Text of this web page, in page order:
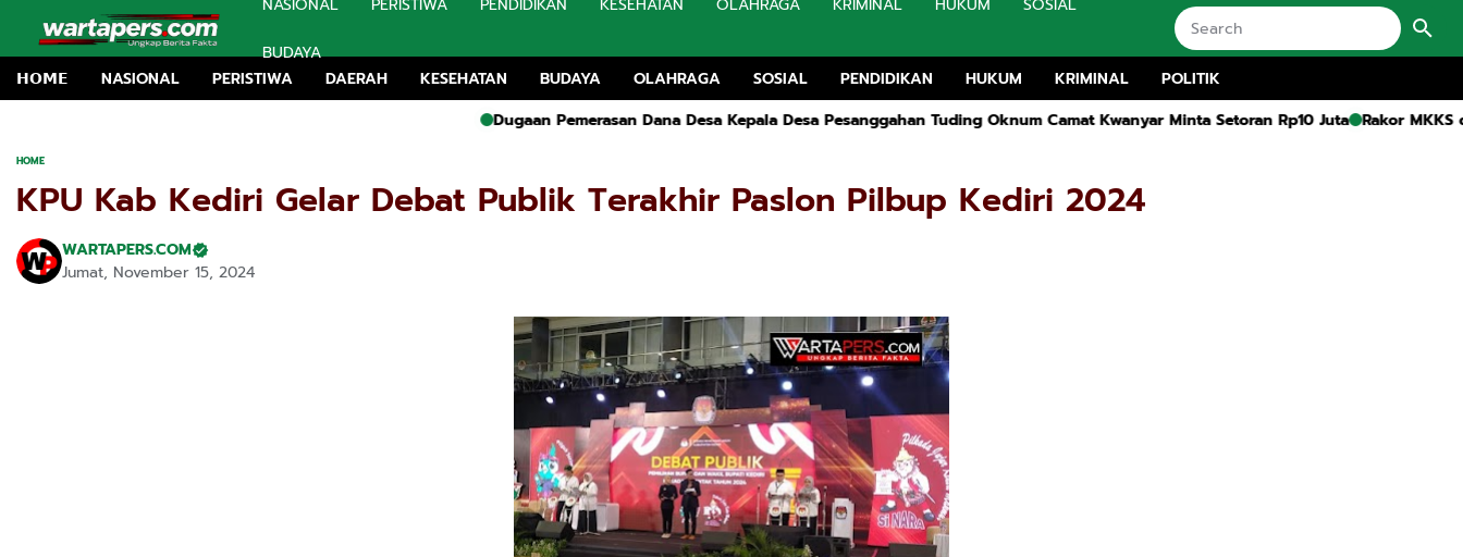
BUDAYA
𝗛𝗢𝗠𝗘
NASIONAL PERISTIWA DAERAH KESEHATAN BUDAYA OLAHRAGA SOSIAL PENDIDIKAN HUKUM KRIMINAL
POLITIK
Dugaan Pemerasan Dana Desa Kepala Desa Pesanggahan Tuding Oknum Camat Kwanyar Minta Setoran Rp10 Juta Rakor MKKS dan
HOME
KPU Kab Kediri Gelar Debat Publik Terakhir Paslon Pilbup Kediri 2024
WARTAPERS.COM
Jumat, November 15, 2024